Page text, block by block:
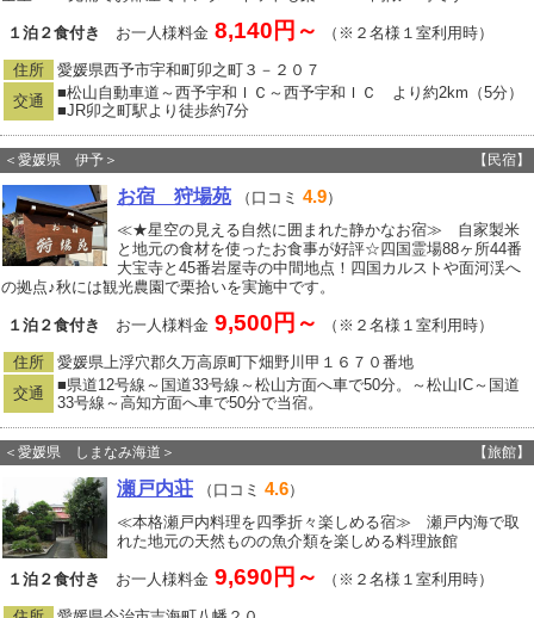
１泊２食付き お一人様料金 8,140円～ （※２名様１室利用時）
住所
愛媛県西予市宇和町卯之町３－２０７
交通
■松山自動車道～西予宇和ＩＣ～西予宇和ＩＣ より約2km（5分）
■JR卯之町駅より徒歩約7分
＜愛媛県 伊予＞ 【民宿】
お宿 狩場苑 （口コミ 4.9）
≪★星空の見える自然に囲まれた静かなお宿≫ 自家製米
と地元の食材を使ったお食事が好評☆四国霊場88ヶ所44番
大宝寺と45番岩屋寺の中間地点！四国カルストや面河渓へ
の拠点♪秋には観光農園で栗拾いを実施中です。
１泊２食付き お一人様料金 9,500円～ （※２名様１室利用時）
住所
愛媛県上浮穴郡久万高原町下畑野川甲１６７０番地
交通
■県道12号線～国道33号線～松山方面へ車で50分。～松山IC～国道
33号線～高知方面へ車で50分で当宿。
＜愛媛県 しまなみ海道＞ 【旅館】
瀬戸内荘 （口コミ 4.6）
≪本格瀬戸内料理を四季折々楽しめる宿≫ 瀬戸内海で取
れた地元の天然ものの魚介類を楽しめる料理旅館
１泊２食付き お一人様料金 9,690円～ （※２名様１室利用時）